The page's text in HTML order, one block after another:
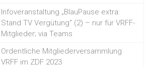
Infoveranstaltung „BlauPause extra:
Stand TV Vergütung“ (2) – nur für VRFF-
Mitglieder; via Teams
Ordentliche Mitgliederversammlung
VRFF im ZDF 2023